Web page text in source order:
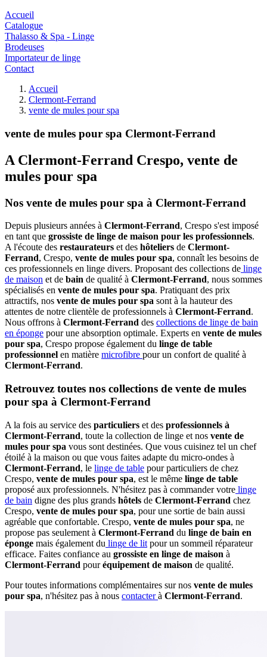
Accueil
Catalogue
Thalasso & Spa - Linge
Brodeuses
Importateur de linge
Contact
Accueil
Clermont-Ferrand
vente de mules pour spa
vente de mules pour spa Clermont-Ferrand
A Clermont-Ferrand Crespo, vente de
mules pour spa
Nos vente de mules pour spa à Clermont-Ferrand
Depuis plusieurs années à Clermont-Ferrand, Crespo s'est imposé
en tant que grossiste de linge de maison pour les professionnels.
A l'écoute des restaurateurs et des hôteliers de Clermont-
Ferrand, Crespo, vente de mules pour spa, connaît les besoins de
ces professionnels en linge divers. Proposant des collections de linge
de maison et de bain de qualité à Clermont-Ferrand, nous sommes
spécialisés en vente de mules pour spa. Pratiquant des prix
attractifs, nos vente de mules pour spa sont à la hauteur des
attentes de notre clientèle de professionnels à Clermont-Ferrand.
Nous offrons à Clermont-Ferrand des collections de linge de bain
en éponge pour une absorption optimale. Experts en vente de mules
pour spa, Crespo propose également du linge de table
professionnel en matière microfibre pour un confort de qualité à
Clermont-Ferrand.
Retrouvez toutes nos collections de vente de mules
pour spa à Clermont-Ferrand
A la fois au service des particuliers et des professionnels à
Clermont-Ferrand, toute la collection de linge et nos vente de
mules pour spa vous sont destinées. Que vous cuisinez tel un chef
étoilé à la maison ou que vous faites adapte du micro-ondes à
Clermont-Ferrand, le linge de table pour particuliers de chez
Crespo, vente de mules pour spa, est le même linge de table
proposé aux professionnels. N'hésitez pas à commander votre linge
de bain digne des plus grands hôtels de Clermont-Ferrand chez
Crespo, vente de mules pour spa, pour une sortie de bain aussi
agréable que confortable. Crespo, vente de mules pour spa, ne
propose pas seulement à Clermont-Ferrand du linge de bain en
éponge mais également du linge de lit pour un sommeil réparateur
efficace. Faites confiance au grossiste en linge de maison à
Clermont-Ferrand pouréquipement de maison de qualité.
Pour toutes informations complémentaires sur nos vente de mules
pour spa, n'hésitez pas à nous contacterà Clermont-Ferrand.